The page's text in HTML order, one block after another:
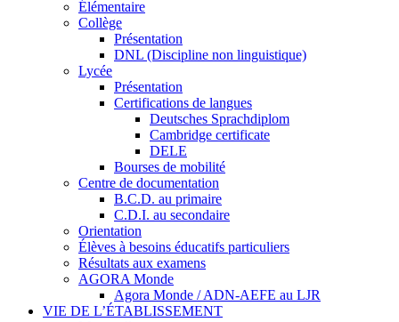
Élémentaire
Collège
Présentation
DNL (Discipline non linguistique)
Lycée
Présentation
Certifications de langues
Deutsches Sprachdiplom
Cambridge certificate
DELE
Bourses de mobilité
Centre de documentation
B.C.D. au primaire
C.D.I. au secondaire
Orientation
Élèves à besoins éducatifs particuliers
Résultats aux examens
AGORA Monde
Agora Monde / ADN-AEFE au LJR
VIE DE L’ÉTABLISSEMENT